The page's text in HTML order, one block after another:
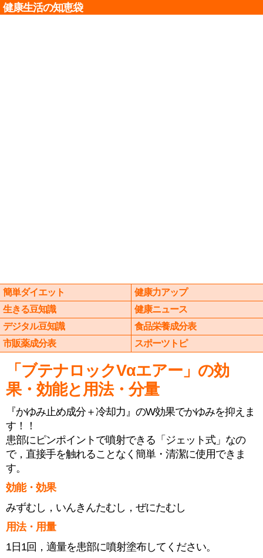
健康生活の知恵袋
簡単ダイエット
健康力アップ
生きる豆知識
健康ニュース
デジタル豆知識
食品栄養成分表
市販薬成分表
スポーツトピ
「ブテナロックVαエアー」の効
果・効能と用法・分量
『かゆみ止め成分＋冷却力』のW効果でかゆみを抑えま
す！！
患部にピンポイントで噴射できる「ジェット式」なの
で，直接手を触れることなく簡単・清潔に使用できま
す。
効能・効果
みずむし，いんきんたむし，ぜにたむし
用法・用量
1日1回，適量を患部に噴射塗布してください。